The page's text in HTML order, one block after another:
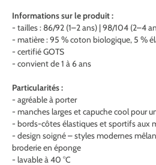
Informations sur le produit :
- tailles : 86/92 (1–2 ans) | 98/104 (2–4
- matière : 95 % coton biologique, 5 %
- certifié GOTS
- convient de 1 à 6 ans
Particularités :
- agréable à porter
- manches larges et capuche cool pour
- bords-côtes élastiques et sportifs aux
- design soigné – styles modernes
broderie en éponge
- lavable à 40 °C